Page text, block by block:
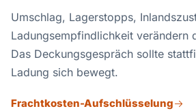
Umschlag, Lagerstopps,
Ladungsempfindlichkeit verändern
Das Deckungsgespräch sollte
Ladung sich bewegt.
Frachtkosten-Aufschlüsselung